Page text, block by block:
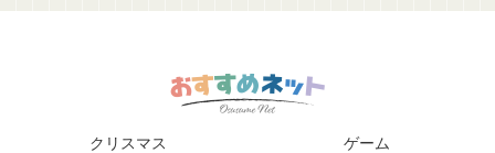
クリスマス ゲーム